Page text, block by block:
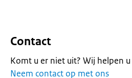
Contact
Komt u er niet uit? Wij helpen
Neem contact op met ons